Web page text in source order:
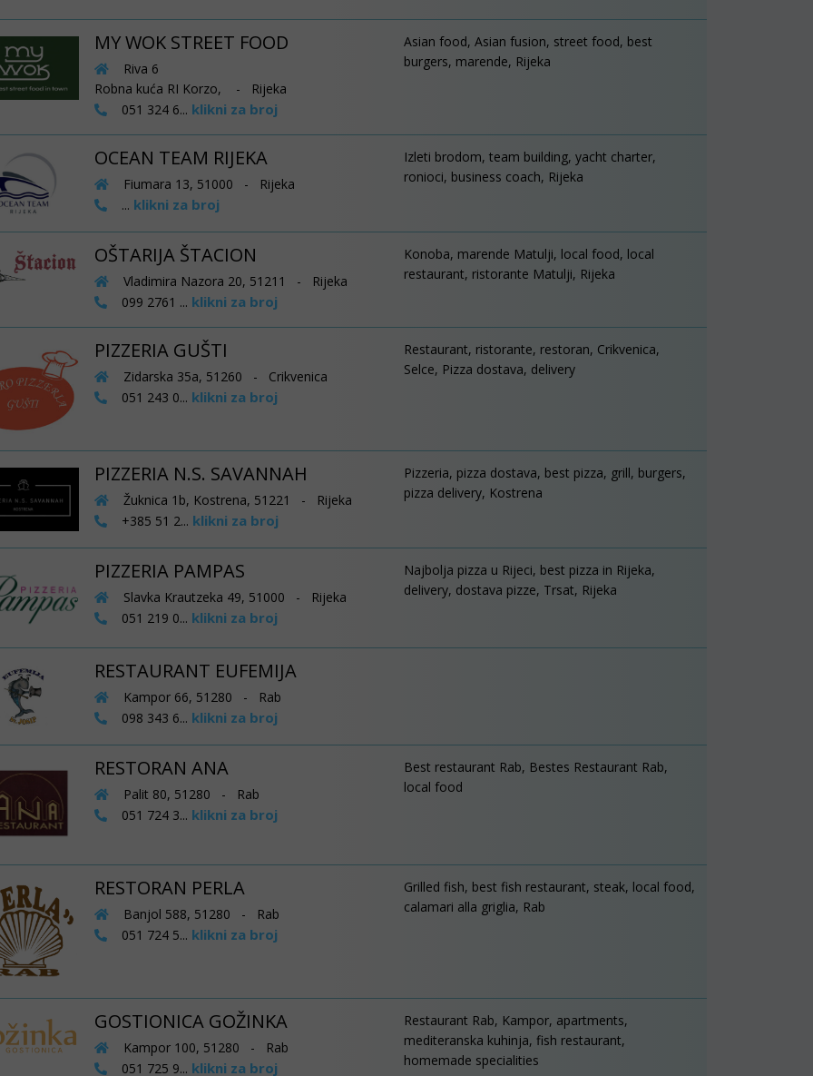
MY WOK STREET FOOD
Riva 6
Robna kuća RI Korzo, - Rijeka
051 324 6... klikni za broj
Asian food, Asian fusion, street food, best
burgers, marende, Rijeka
OCEAN TEAM RIJEKA
Fiumara 13, 51000 - Rijeka
... klikni za broj
Izleti brodom, team building, yacht charter,
ronioci, business coach, Rijeka
OŠTARIJA ŠTACION
Vladimira Nazora 20, 51211 - Rijeka
099 2761 ... klikni za broj
Konoba, marende Matulji, local food, local
restaurant, ristorante Matulji, Rijeka
PIZZERIA GUŠTI
Zidarska 35a, 51260 - Crikvenica
051 243 0... klikni za broj
Restaurant, ristorante, restoran, Crikvenica,
Selce, Pizza dostava, delivery
PIZZERIA N.S. SAVANNAH
Žuknica 1b, Kostrena, 51221 - Rijeka
+385 51 2... klikni za broj
Pizzeria, pizza dostava, best pizza, grill, burgers,
pizza delivery, Kostrena
PIZZERIA PAMPAS
Slavka Krautzeka 49, 51000 - Rijeka
051 219 0... klikni za broj
Najbolja pizza u Rijeci, best pizza in Rijeka,
delivery, dostava pizze, Trsat, Rijeka
RESTAURANT EUFEMIJA
Kampor 66, 51280 - Rab
098 343 6... klikni za broj
RESTORAN ANA
Palit 80, 51280 - Rab
051 724 3... klikni za broj
Best restaurant Rab, Bestes Restaurant Rab,
local food
RESTORAN PERLA
Banjol 588, 51280 - Rab
051 724 5... klikni za broj
Grilled fish, best fish restaurant, steak, local food,
calamari alla griglia, Rab
GOSTIONICA GOŽINKA
Kampor 100, 51280 - Rab
051 725 9... klikni za broj
Restaurant Rab, Kampor, apartments,
mediteranska kuhinja, fish restaurant,
homemade specialities